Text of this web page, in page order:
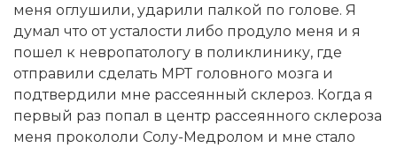
меня оглушили, ударили палкой по голове. Я
думал что от усталости либо продуло меня и я
пошел к невропатологу в поликлинику, где
отправили сделать МРТ головного мозга и
подтвердили мне рассеянный склероз. Когда я
первый раз попал в центр рассеянного склероза
меня прокололи Солу-Медролом и мне стало